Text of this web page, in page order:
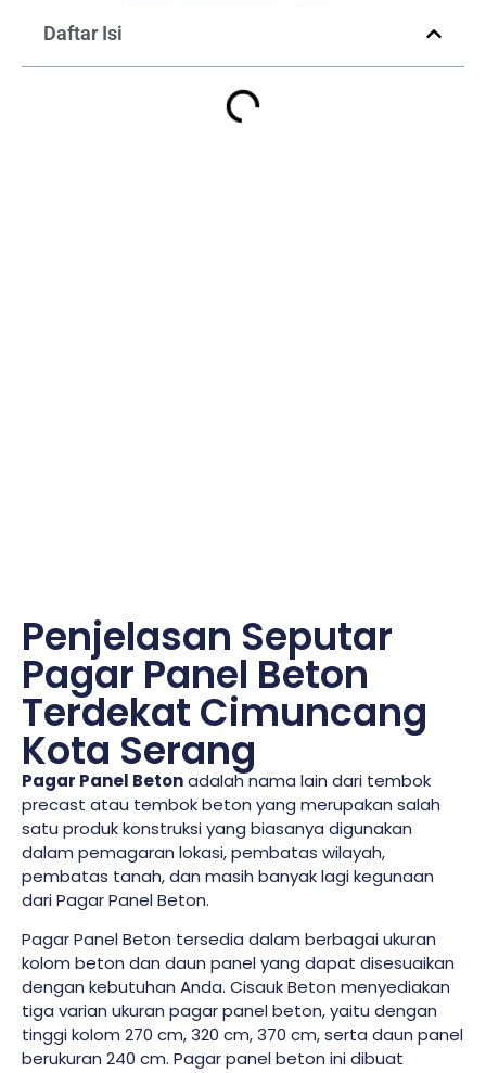
Daftar Isi
Penjelasan Seputar
Pagar Panel Beton
Terdekat Cimuncang
Kota Serang
Pagar Panel Betonadalah nama lain dari tembok
precast atau tembok beton yang merupakan salah
satu produk konstruksi yang biasanya digunakan
dalam pemagaran lokasi, pembatas wilayah,
pembatas tanah, dan masih banyak lagi kegunaan
dari Pagar Panel Beton.
Pagar Panel Beton tersedia dalam berbagai ukuran
kolom beton dan daun panel yang dapat disesuaikan
dengan kebutuhan Anda. Cisauk Beton menyediakan
tiga varian ukuran pagar panel beton, yaitu dengan
tinggi kolom 270 cm, 320 cm, 370 cm, serta daun panel
berukuran 240 cm. Pagar panel beton ini dibuat